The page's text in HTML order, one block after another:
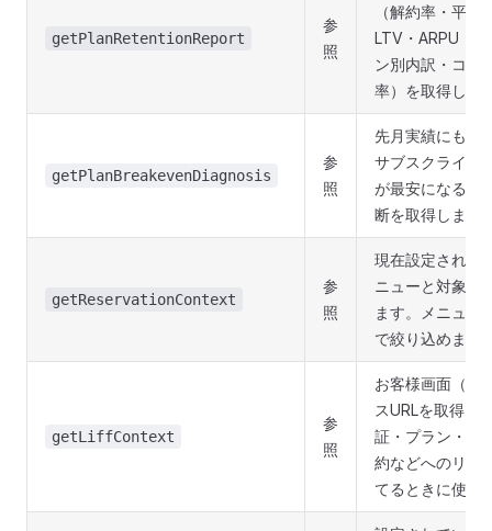
getPlanRetentionReport
参
照
（解約率・平均
LTV・ARPU・
ン別内訳・コホ
率）を取得しま
getPlanBreakevenDiagnosis
参
照
先月実績にもと
サブスクライン
が最安になるか
断を取得します
getReservationContext
参
照
現在設定されて
ニューと対象店
ます。メニュー
で絞り込めます
getLiffContext
参
照
お客様画面（
スURLを取得し
証・プラン・ク
約などへのリン
てるときに使い